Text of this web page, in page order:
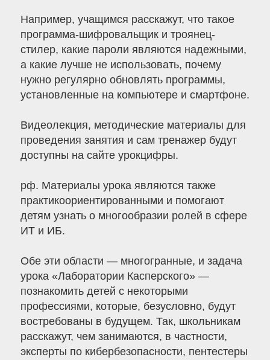
Например, учащимся расскажут, что такое
программа-шифровальщик и троянец-
стилер, какие пароли являются надежными,
а какие лучше не использовать, почему
нужно регулярно обновлять программы,
установленные на компьютере и смартфоне.
Видеолекция, методические материалы для
проведения занятия и сам тренажер будут
доступны на сайте урокцифры.
рф. Материалы урока являются также
практикоориентированными и помогают
детям узнать о многообразии ролей в сфере
ИТ и ИБ.
Обе эти области — многогранные, и задача
урока «Лаборатории Касперского» —
познакомить детей с некоторыми
профессиями, которые, безусловно, будут
востребованы в будущем. Так, школьникам
расскажут, чем занимаются, в частности,
эксперты по кибербезопасности, пентестеры